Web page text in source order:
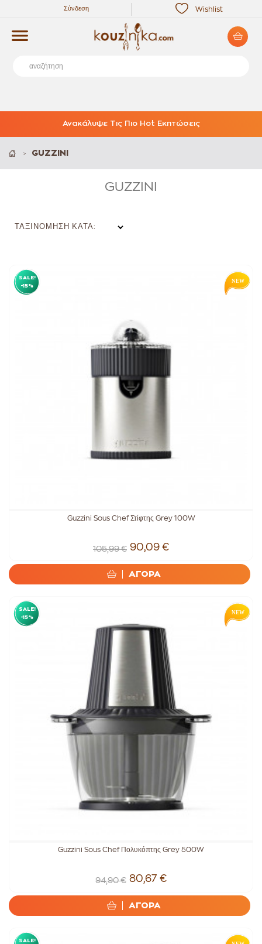
Wishlist
Σύνδεση
Ανακάλυψε Τις Πιο Hot Εκπτώσεις
> GUZZINI
GUZZINI
ΤΑΞΙΝΌΜΗΣΗ ΚΑΤΆ:
SALE!
-15%
Guzzini Sous Chef Στίφτης Grey 100W
105,99 € 90,09 €
ΑΓΟΡΑ
SALE!
-15%
Guzzini Sous Chef Πολυκόπτης Grey 500W
94,90 € 80,67 €
ΑΓΟΡΑ
SALE!